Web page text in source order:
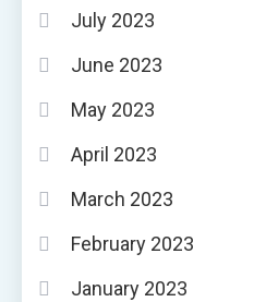
July 2023
June 2023
May 2023
April 2023
March 2023
February 2023
January 2023